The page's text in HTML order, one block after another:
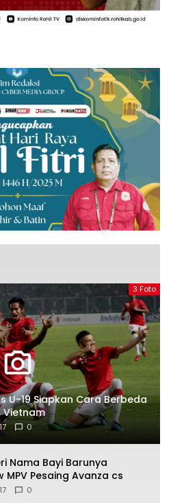
3 Foto
U-19 Siapkan Cara Berbeda
Vietnam
0
Nama Bayi Barunya
MPV Pesaing Avanza cs
0